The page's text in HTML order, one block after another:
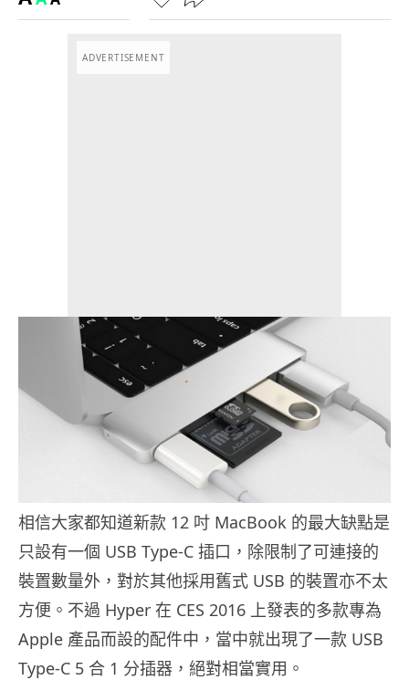
ADVERTISEMENT
相信大家都知道新款 12 吋 MacBook 的最大缺點是
只設有一個 USB Type-C 插口，除限制了可連接的
裝置數量外，對於其他採用舊式 USB 的裝置亦不太
方便。不過 Hyper 在 CES 2016 上發表的多款專為
Apple 產品而設的配件中，當中就出現了一款 USB
Type-C 5 合 1 分插器，絕對相當實用。